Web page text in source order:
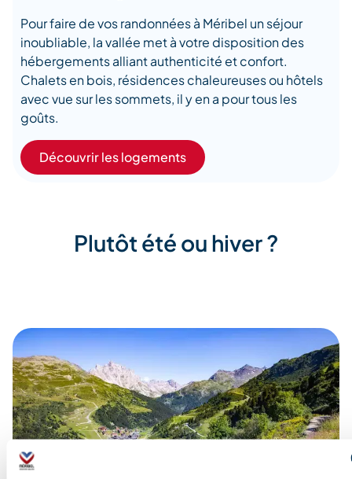
Pour faire de vos randonnées à Méribel un séjour
inoubliable, la vallée met à votre disposition des
hébergements alliant authenticité et confort.
Chalets en bois, résidences chaleureuses ou hôtels
avec vue sur les sommets, il y en a pour tous les
goûts.
Découvrir les logements
Plutôt été ou hiver ?